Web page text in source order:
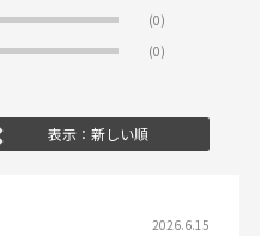
(0)
(0)
表示：新しい順
2026.6.15